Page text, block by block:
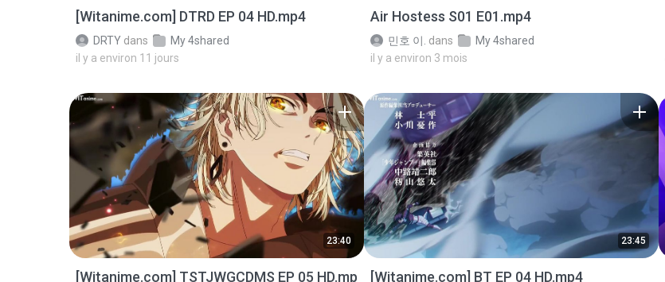
[Witanime.com] DTRD EP 04 HD.mp4
DRTY dans
My 4shared
il y a environ 11 jours
Air Hostess S01 E01.mp4
민호 이. dans
My 4shared
il y a environ 3 mois
23:40
[Witanime.com] TSTJWGCDMS EP 05 HD.mp
23:45
[Witanime.com] BT EP 04 HD.mp4